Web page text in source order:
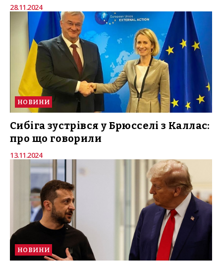
28.11.2024
НОВИНИ
Сибіга зустрівся у Брюсселі з Каллас:
про що говорили
13.11.2024
НОВИНИ